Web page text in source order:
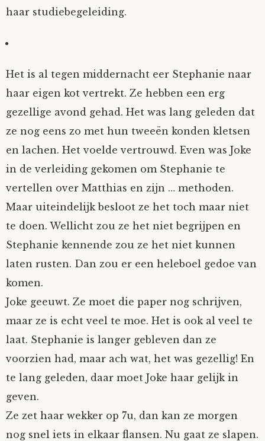
haar studiebegeleiding.
Het is al tegen middernacht eer Stephanie naar
haar eigen kot vertrekt. Ze hebben een erg
gezellige avond gehad. Het was lang geleden dat
ze nog eens zo met hun tweeën konden kletsen
en lachen. Het voelde vertrouwd. Even was Joke
in de verleiding gekomen om Stephanie te
vertellen over Matthias en zijn … methoden.
Maar uiteindelijk besloot ze het toch maar niet
te doen. Wellicht zou ze het niet begrijpen en
Stephanie kennende zou ze het niet kunnen
laten rusten. Dan zou er een heleboel gedoe van
komen.
Joke geeuwt. Ze moet die paper nog schrijven,
maar ze is echt veel te moe. Het is ook al veel te
laat. Stephanie is langer gebleven dan ze
voorzien had, maar ach wat, het was gezellig! En
te lang geleden, daar moet Joke haar gelijk in
geven.
Ze zet haar wekker op 7u, dan kan ze morgen
nog snel iets in elkaar flansen. Nu gaat ze slapen.